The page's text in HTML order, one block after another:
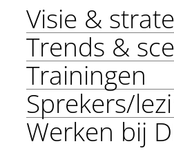
Visie &
Trends &
Trainingen
Sprekers/
Werken bij